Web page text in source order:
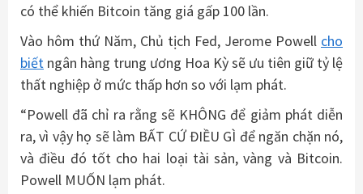
có thể khiến Bitcoin tăng giá gấp 100 lần.
Vào hôm thứ Năm, Chủ tịch Fed, Jerome Powell cho
biết ngân hàng trung ương Hoa Kỳ sẽ ưu tiên giữ tỷ lệ
thất nghiệp ở mức thấp hơn so với lạm phát.
“Powell đã chỉ ra rằng sẽ KHÔNG để giảm phát diễn
ra, vì vậy họ sẽ làm BẤT CỨ ĐIỀU GÌ để ngăn chặn nó,
và điều đó tốt cho hai loại tài sản, vàng và Bitcoin.
Powell MUỐN lạm phát.